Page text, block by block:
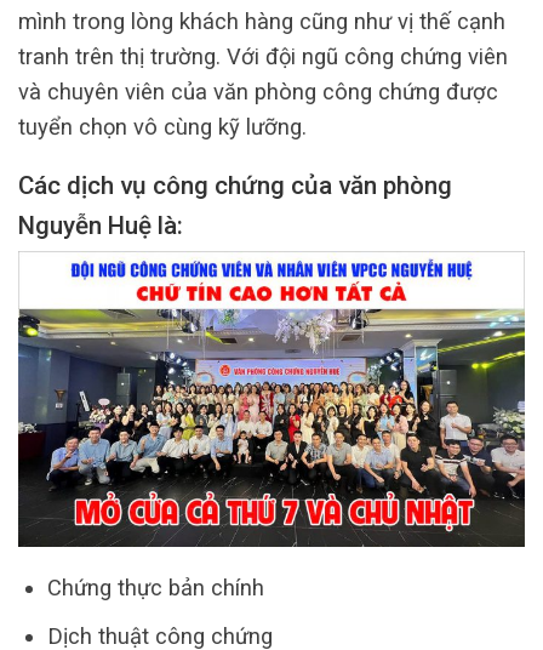
mình trong lòng khách hàng cũng như vị thế cạnh
tranh trên thị trường. Với đội ngũ công chứng viên
và chuyên viên của văn phòng công chứng được
tuyển chọn vô cùng kỹ lưỡng.
Các dịch vụ công chứng của văn phòng
Nguyễn Huệ là:
Chứng thực bản chính
Dịch thuật công chứng